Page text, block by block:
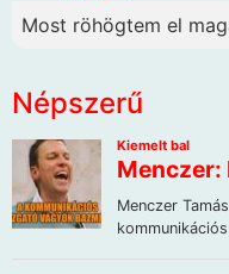
Most röhögtem el
Népszerű